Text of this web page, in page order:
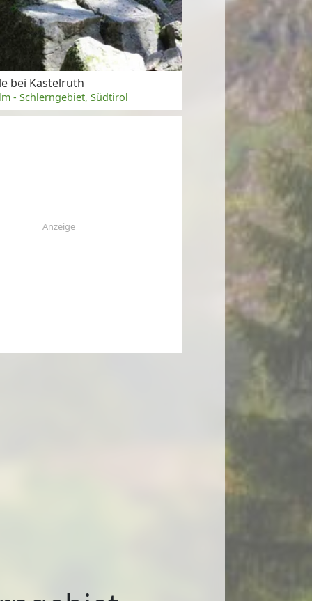
bei Kastelruth
- Schlerngebiet, Südtirol
Anzeige